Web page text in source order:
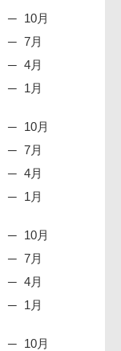
10月
7月
4月
1月
10月
7月
4月
1月
10月
7月
4月
1月
10月